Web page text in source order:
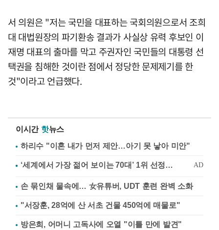
서 의원은 "저는 국민을 대표하는 국회의원으로서 조희
대 대법원장의 파기환송 결과가 사실상 유력 후보인 이
재명 대표의 출마를 막고 주권자인 국민들의 대통령 선
택권을 침해한 것이란 점에서 정당한 문제제기를 한
것"이라고 언급했다.
이시간 핫뉴스
하리수 "이혼 내가 먼저 제안…아기 못 낳아 미안"
손 묶인채 물속에… 女유튜버, UDT 훈련 완벽 소화
"서장훈, 28억에 산 서초 건물 450억에 매물로"
방은희, 어머니 고독사에 오열 "이틀 만에 발견"